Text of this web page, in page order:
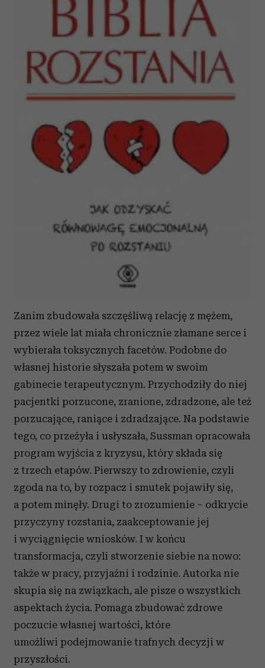
Zanim zbudowała szczęśliwą relację z mężem,
przez wiele lat miała chronicznie złamane serce i
wybierała toksycznych facetów. Podobne do
własnej historie słyszała potem w swoim
gabinecie terapeutycznym. Przychodziły do niej
pacjentki porzucone, zranione, zdradzone, ale też
porzucające, raniące i zdradzające. Na podstawie
tego, co przeżyła i usłyszała, Sussman opracowała
program wyjścia z kryzysu, który składa się
z trzech etapów. Pierwszy to zdrowienie, czyli
zgoda na to, by rozpacz i smutek pojawiły się,
a potem minęły. Drugi to zrozumienie – odkrycie
przyczyny rozstania, zaakceptowanie jej
i wyciągnięcie wniosków. I w końcu
transformacja, czyli stworzenie siebie na nowo:
także w pracy, przyjaźni i rodzinie. Autorka nie
skupia się na związkach, ale pisze o wszystkich
aspektach życia. Pomaga zbudować zdrowe
poczucie własnej wartości, które
umożliwi podejmowanie trafnych decyzji w
przyszłości.